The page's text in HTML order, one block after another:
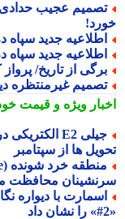
عجیب حدادی
جدید سپاه
جدید سپاه
از تاریخ/ پرواز
غیرمنتظره
ویژهو قیمت
ها از سپتامبر
محافظت می
با دیواره